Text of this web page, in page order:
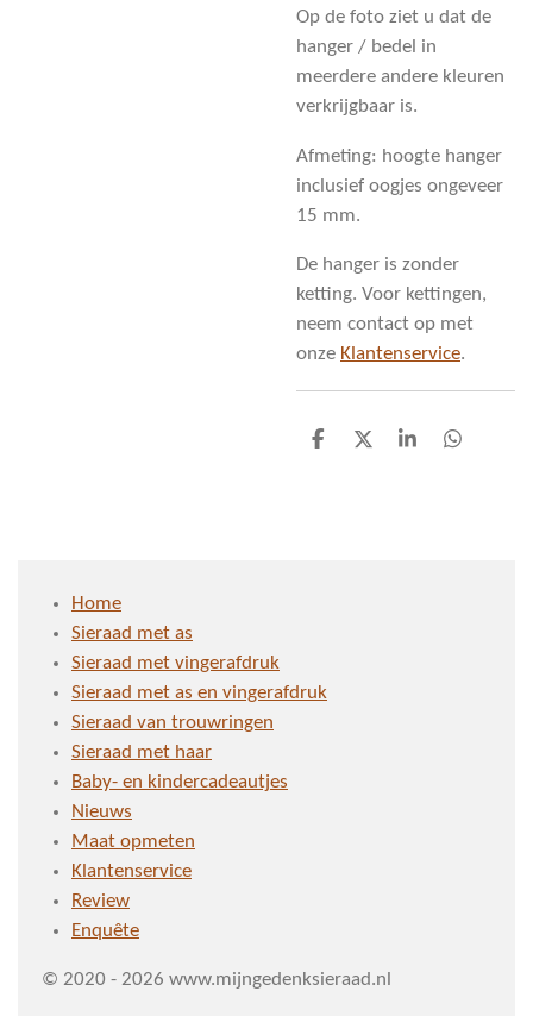
Op de foto ziet u dat de
hanger / bedel in
meerdere andere kleuren
verkrijgbaar is.
Afmeting: hoogte hanger
inclusief oogjes ongeveer
15 mm.
De hanger is zonder
ketting. Voor kettingen,
neem contact op met
onze Klantenservice.
D
D
S
D
Home
Sieraad met as
Sieraad met vingerafdruk
Sieraad met as en vingerafdruk
Sieraad van trouwringen
Sieraad met haar
Baby- en kindercadeautjes
Nieuws
Maat opmeten
Klantenservice
Review
Enquête
© 2020 - 2026 www.mijngedenksieraad.nl